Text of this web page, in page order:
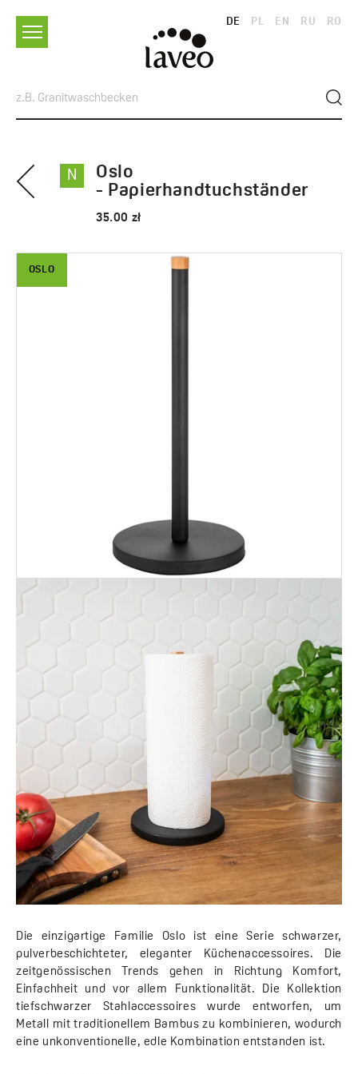
DE PL EN RU RO
N
Oslo
- Papierhandtuchständer
35.00 zł
OSLO
Die einzigartige Familie Oslo ist eine Serie schwarzer,
pulverbeschichteter, eleganter Küchenaccessoires. Die
zeitgenössischen Trends gehen in Richtung Komfort,
Einfachheit und vor allem Funktionalität. Die Kollektion
tiefschwarzer Stahlaccessoires wurde entworfen, um
Metall mit traditionellem Bambus zu kombinieren, wodurch
eine unkonventionelle, edle Kombination entstanden ist.